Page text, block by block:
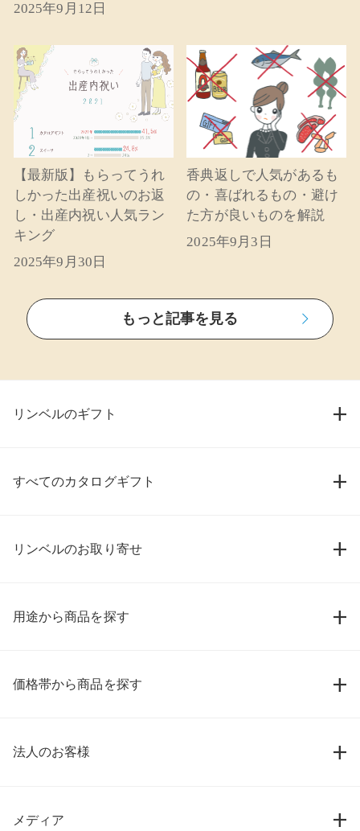
2025年9月12日
【最新版】もらってうれ
しかった出産祝いのお返
し・出産内祝い人気ラン
キング
2025年9月30日
香典返しで人気があるも
の・喜ばれるもの・避け
た方が良いものを解説
2025年9月3日
もっと記事を見る
リンベルのギフト
すべてのカタログギフト
リンベルのお取り寄せ
用途から商品を探す
価格帯から商品を探す
法人のお客様
メディア